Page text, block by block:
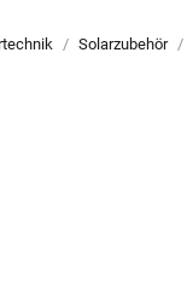
Solarzubehör